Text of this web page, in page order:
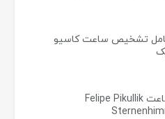
کامل تشخیص ساعت کاسیو
بررسی ساعت Felipe Pikullik